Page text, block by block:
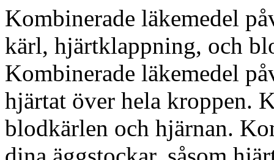
Kombinerade läkemedel
kärl, hjärtklappning, och
Kombinerade läkemedel
hjärtat över hela kroppen.
blodkärlen och hjärnan.